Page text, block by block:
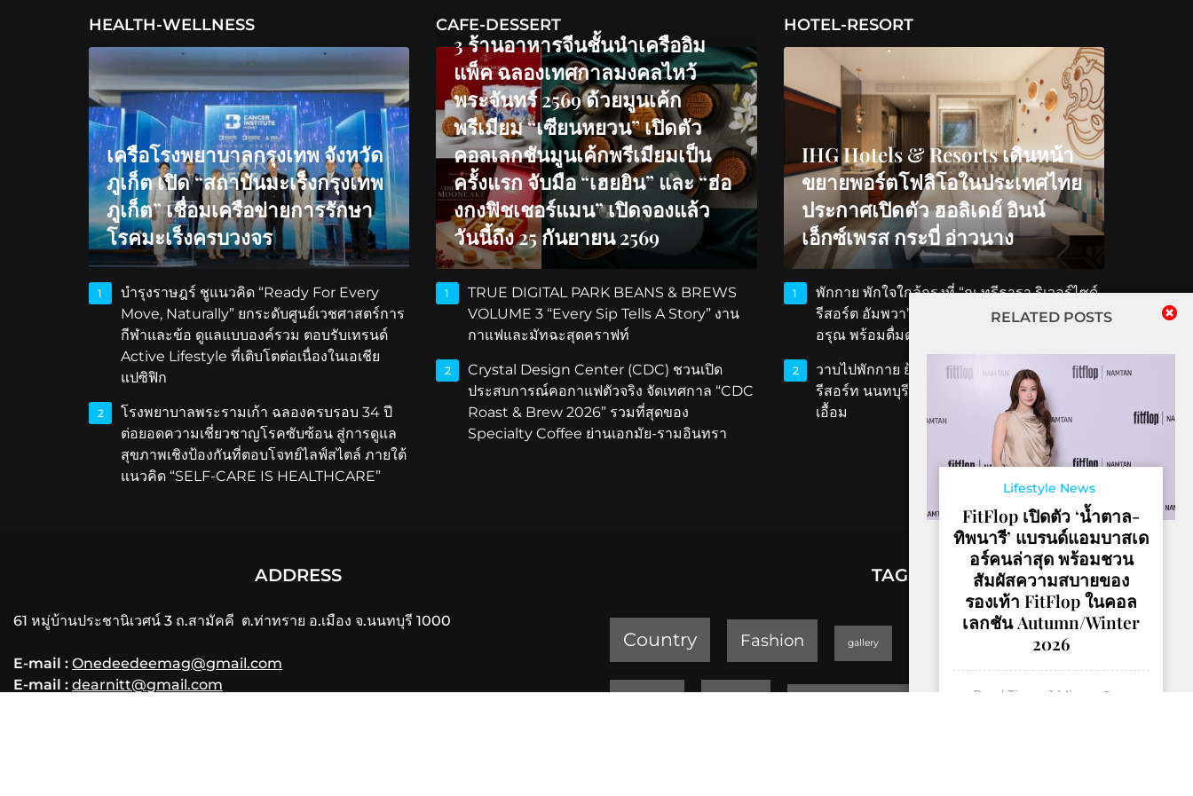
RELATED POSTS
Lifestyle News
FitFlop เปิดตัว ‘น้ำตาล-
ทิพนารี’ แบรนด์แอมบาสเด
อร์คนล่าสุด พร้อมชวน
สัมผัสความสบายของ
รองเท้า FitFlop ในคอล
เลกชัน Autumn/Winter
2026
Read Time: 1 Min
HEALTH-WELLNESS
เครือโรงพยาบาลกรุงเทพ จังหวัด
ภูเก็ต เปิด “สถาบันมะเร็งกรุงเทพ
ภูเก็ต” เชื่อมเครือข่ายการรักษา
โรคมะเร็งครบวงจร
1
บำรุงราษฎร์ ชูแนวคิด “Ready For Every
Move, Naturally” ยกระดับศูนย์เวชศาสตร์การ
กีฬาและข้อ ดูแลแบบองค์รวม ตอบรับเทรนด์
Active Lifestyle ที่เติบโตต่อเนื่องในเอเชีย
แปซิฟิก
2
โรงพยาบาลพระรามเก้า ฉลองครบรอบ 34 ปี
ต่อยอดความเชี่ยวชาญโรคซับซ้อน สู่การดูแล
สุขภาพเชิงป้องกันที่ตอบโจทย์ไลฟ์สไตล์ ภายใต้
แนวคิด “SELF-CARE IS HEALTHCARE”
CAFE-DESSERT
3 ร้านอาหารจีนชั้นนำเครืออิม
แพ็ค ฉลองเทศกาลมงคลไหว้
พระจันทร์ 2569 ด้วยมูนเค้ก
พรีเมียม “เซียนหยวน” เปิดตัว
คอลเลกชันมูนเค้กพรีเมียมเป็น
ครั้งแรก จับมือ “เฮยยิน” และ “ฮ่อ
งกงฟิชเชอร์แมน” เปิดจองแล้ว
วันนี้ถึง 25 กันยายน 2569
1
TRUE DIGITAL PARK BEANS & BREWS
VOLUME 3 “Every Sip Tells A Story” งาน
กาแฟและมัทฉะสุดคราฟท์
2
Crystal Design Center (CDC) ชวนเปิด
ประสบการณ์คอกาแฟตัวจริง จัดเทศกาล “CDC
Roast & Brew 2026” รวมที่สุดของ
Specialty Coffee ย่านเอกมัย-รามอินทรา
HOTEL-RESORT
IHG Hotels & Resorts เดินหน้า
ขยายพอร์ตโฟลิโอในประเทศไทย
ประกาศเปิดตัว ฮอลิเดย์ อินน์
เอ็กซ์เพรส กระบี่ อ่าวนาง
1
พักกาย พักใจใกล้กรุงที่ “ณ ทรีธารา ริเวอร์ไซด์
รีสอร์ต อัมพวา” สัมผัสวิถีริมน้ำ ตักบาตรรับ
อรุณ พร้อมดื่มด่ำเสน่ห์สมุทรสงคราม
2
วาบไปพักกาย ย้อนเวลาไปพักใจที่ ‘ทับขวัญ
รีสอร์ท นนทบุรี’ เสน่ห์เรือนไทยโบราณใกล้แค่
เอื้อม
ADDRESS
61 หมู่บ้านประชานิเวศน์ 3 ถ.สามัคคี ต.ท่าทราย อ.เมือง จ.นนทบุรี 1000
E-mail : Onedeedeemag@gmail.com
E-mail : dearnitt@gmail.com
TAGS
Country Fashion gallery lifestyle
Trending